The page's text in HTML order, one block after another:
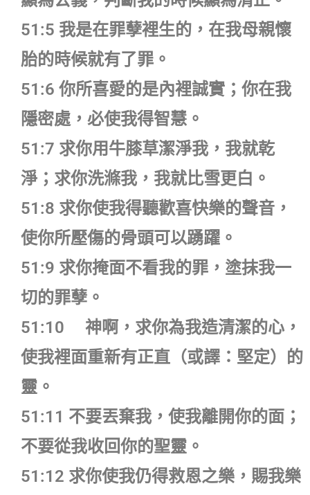
51:5 我是在罪孽裡生的，在我母親懷
胎的時候就有了罪。
51:6 你所喜愛的是內裡誠實；你在我
隱密處，必使我得智慧。
51:7 求你用牛膝草潔淨我，我就乾
淨；求你洗滌我，我就比雪更白。
51:8 求你使我得聽歡喜快樂的聲音，
使你所壓傷的骨頭可以踴躍。
51:9 求你掩面不看我的罪，塗抹我一
切的罪孽。
51:10 神啊，求你為我造清潔的心，
使我裡面重新有正直（或譯：堅定）的
靈。
51:11 不要丟棄我，使我離開你的面；
不要從我收回你的聖靈。
51:12 求你使我仍得救恩之樂，賜我樂